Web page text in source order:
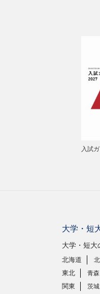
入試
大学・短
大学・短大
北海道
東北 青森
関東 茨城